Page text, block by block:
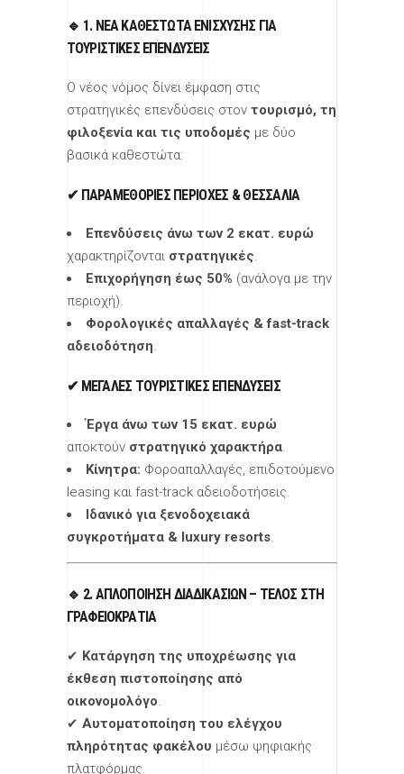
🔹 1. ΝΈΑ ΚΑΘΕΣΤΏΤΑ ΕΝΊΣΧΥΣΗΣ ΓΙΑ
ΤΟΥΡΙΣΤΙΚΈΣ ΕΠΕΝΔΎΣΕΙΣ
Ο νέος νόμος δίνει έμφαση στις
στρατηγικές επενδύσεις στον τουρισμό, τη
φιλοξενία και τις υποδομές με δύο
βασικά καθεστώτα:
✔ ΠΑΡΑΜΕΘΌΡΙΕΣ ΠΕΡΙΟΧΈΣ & ΘΕΣΣΑΛΊΑ
Επενδύσεις άνω των 2 εκατ. ευρώ
χαρακτηρίζονται στρατηγικές.
Επιχορήγηση έως 50% (ανάλογα με την
περιοχή).
Φορολογικές απαλλαγές & fast-track
αδειοδότηση.
✔ ΜΕΓΆΛΕΣ ΤΟΥΡΙΣΤΙΚΈΣ ΕΠΕΝΔΎΣΕΙΣ
Έργα άνω των 15 εκατ. ευρώ
αποκτούν στρατηγικό χαρακτήρα.
Κίνητρα: Φοροαπαλλαγές, επιδοτούμενο
leasing και fast-track αδειοδοτήσεις.
Ιδανικό για ξενοδοχειακά
συγκροτήματα & luxury resorts.
🔹 2. ΑΠΛΟΠΟΊΗΣΗ ΔΙΑΔΙΚΑΣΙΏΝ – ΤΈΛΟΣ ΣΤΗ
ΓΡΑΦΕΙΟΚΡΑΤΊΑ
✔ Κατάργηση της υποχρέωσης για
έκθεση πιστοποίησης από
οικονομολόγο.
✔ Αυτοματοποίηση του ελέγχου
πληρότητας φακέλου μέσω ψηφιακής
πλατφόρμας.